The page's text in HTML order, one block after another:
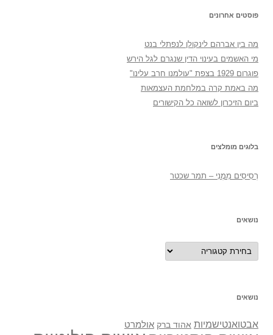
פוסטים אחרונים
מה בין אברהם לינקולן לנפתלי בנט
מי האשמים בעינוי הדין שנגרם לגל הירש
פוגרום 1929 בצפת "עולמנו חרב עלינו"
מה באמת קרה במלחמת העצמאות
ביום הזיכרון לשואה כל הקישורים
בלוגים מומלצים
רְסִיסִים מִמֶנִי – תמר שכטר
נושאים
נושאים
נושאים
אבטואנטישמיות אהוד ברק אולמרט